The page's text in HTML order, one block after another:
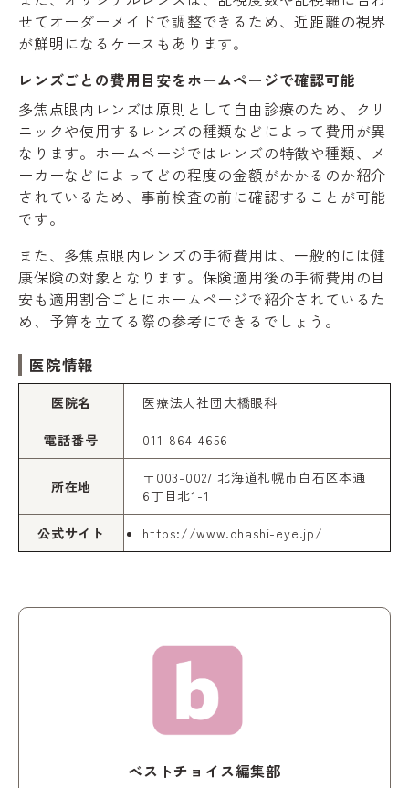
せてオーダーメイドで調整できるため、近距離の視界
が鮮明になるケースもあります。
レンズごとの費用目安をホームページで確認可能
多焦点眼内レンズは原則として自由診療のため、クリ
ニックや使用するレンズの種類などによって費用が異
なります。ホームページではレンズの特徴や種類、メ
ーカーなどによってどの程度の金額がかかるのか紹介
されているため、事前検査の前に確認することが可能
です。
また、多焦点眼内レンズの手術費用は、一般的には健
康保険の対象となります。保険適用後の手術費用の目
安も適用割合ごとにホームページで紹介されているた
め、予算を立てる際の参考にできるでしょう。
医院情報
医院名 医療法人社団大橋眼科
電話番号 011-864-4656
所在地
〒003-0027 北海道札幌市白石区本通
6丁目北1-1
公式サイト https://www.ohashi-eye.jp/
ベストチョイス編集部